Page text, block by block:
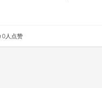
0人点赞